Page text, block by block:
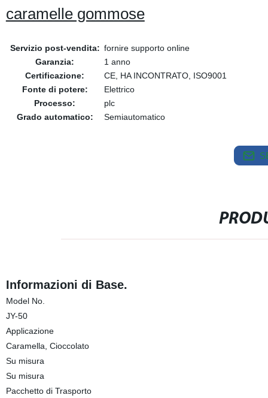
caramelle gommose
Servizio post-vendita: fornire supporto online
Garanzia:
1 anno
Certificazione:
CE, HA INCONTRATO, ISO9001
Fonte di potere:
Elettrico
Processo:
plc
Grado automatico:
Semiautomatico
Informazioni di Base.
Model No.
JY-50
Applicazione
Caramella, Cioccolato
Su misura
Su misura
Pacchetto di Trasporto